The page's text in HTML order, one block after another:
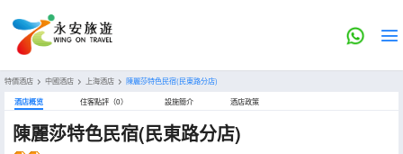
特價酒店 > 中國酒店 > 上海酒店 > 陳麗莎特色民宿(民東路分店)
酒店概览 住客點評（0） 設施簡介 酒店政策
陳麗莎特色民宿(民東路分店)